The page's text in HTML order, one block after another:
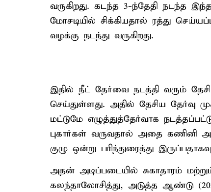
வருகிறது. கடந்த 3-ந்தேதி நடந்த
மோசடியில் சிக்கியதால் ரத்து
வழக்கு நடந்து வருகிறது.
இதில் நீட் தேர்வை நடத்தி வரும்
செய்துள்ளது. அதில் தேசிய தேர்வு
மட்டுமே எழுத்துத்தேர்வாக
புகார்கள் வருவதால் அதை கணினி
குழு ஒன்று பரிந்துரைத்து
அதன் அடிப்படையில் சுகாதாரம்
கலந்தாலோசித்து, அடுத்த ஆண்டு